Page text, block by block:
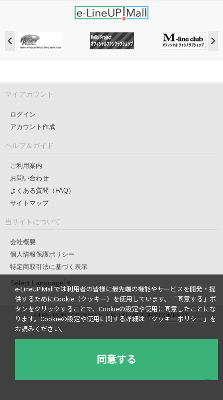
マイアカウント
ログイン
アカウント作成
ヘルプ＆ガイド
ご利用案内
お問い合わせ
よくある質問（FAQ）
サイトマップ
当サイトについて
会社概要
個人情報保護ポリシー
特定商取引法に基づく表示
Select Language ▼
©UP-FRONT GROUP Co., Ltd. DC-FACTORY COMPANY
e-LineUP!Mallでは利用者の皆様に最先端の機能やサービスを開発・提
供するためにCookie（クッキー）を使用しています。
「同意する」ボ
タンをクリックすることで、Cookieの設定や使用に同意したことにな
ります。Cookieの設定や使用に関する詳細は「 クッキーポリシー 」を
お読みください。
同意する